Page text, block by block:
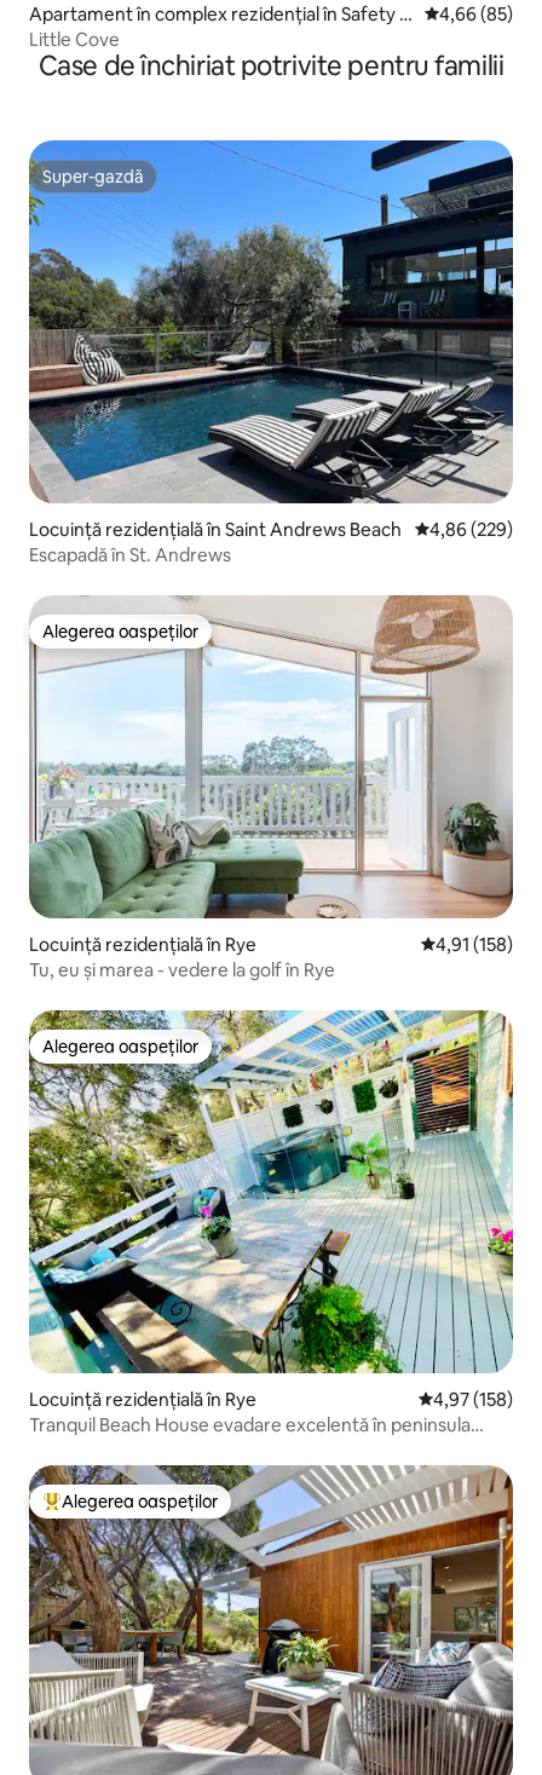
Apartament în complex rezidențial în Safety B
each
Scor mediu
4,66 (85)
Little Cove
Case de închiriat potrivite pentru familii
Super-gazdă
Super-gazdă
Locuință rezidențială în Saint Andrews Beach Scor mediu de
4,86 (229)
Escapadă în St. Andrews
Alegerea oaspeților
Alegerea oaspeților
Locuință rezidențială în Rye Scor mediu
4,91 (158)
Tu, eu și marea - vedere la golf în Rye
Alegerea oaspeților
Alegerea oaspeților
Locuință rezidențială în Rye Scor mediu de
4,97 (158)
Tranquil Beach House evadare excelentă în peninsula
Locuință din topul categoriei Alegerea oaspeților
Alegerea oaspeților